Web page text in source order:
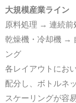
大規模産業ライン
原料処理 → 連続
乾燥機・冷却機 →
ング
各レイアウトにお
配分し、ボトルネ
スケーリングが容